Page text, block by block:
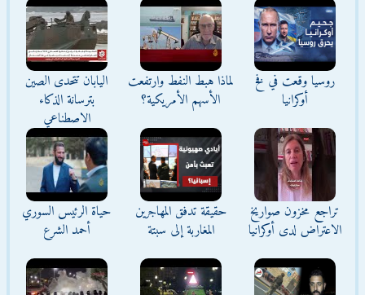
روسيا وقعت في فخ
أوكرانيا
لماذا هبط النفط وارتفعت
الأسهم الأمريكية؟
اليابان تتحدى الصين
بترسانة الذكاء
الاصطناعي
تراجع مخزون صواريخ
الاعتراض لدى أوكرانيا
حقيقة تدفق المهاجرين
المغاربة إلى سبتة
حياة الرئيس السوري
أحمد الشرع